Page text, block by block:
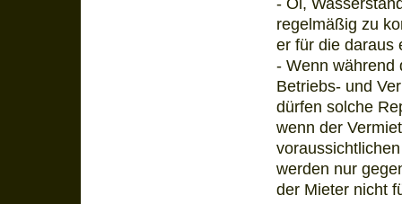
- Öl,
regelmäßig zu
er für die daraus
- Wenn während
Betriebs- und
dürfen solche
wenn der
werden nur
der Mieter nicht